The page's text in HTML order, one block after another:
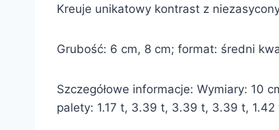
Kreuje unikatowy kontrast z
Grubość: 6 cm, 8 cm; format: średni
Szczegółowe informacje: Wymiary: 10
palety: 1.17 t, 3.39 t, 3.39 t, 3.39 t,